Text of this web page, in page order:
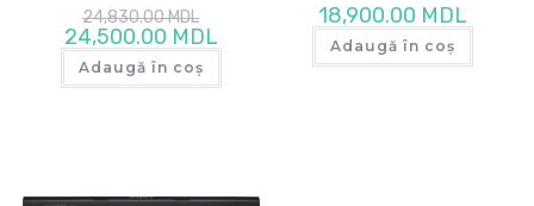
24,830.00MDL
inițial
a
fost:
24,830.00 MDL.
24,500.00 MDLcurent
24,500.00 MDL.
Adaugă în coș
18,900.00 MDL
Adaugă în coș